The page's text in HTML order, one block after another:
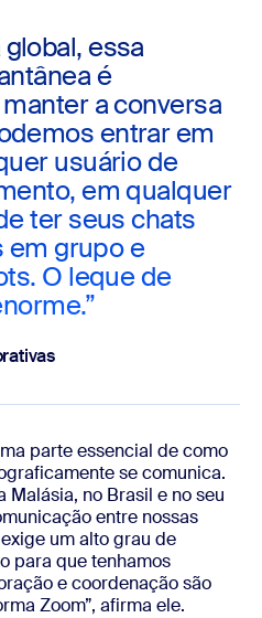
essa
é
a conversa
entrar em
usuário de
em qualquer
ter seus chats
em grupo e
O leque de
parte essencial de como
se comunica.
Malásia, no Brasil e no seu
entre nossas
um alto grau de
para que tenhamos
e coordenação são
Zoom”, afirma ele.